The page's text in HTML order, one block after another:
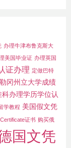
办理牛津布鲁克斯大
美国毕业证 办理英国
证办理 定做巴特
冈州立大学成绩
科办理学历学位认
学教程 美国假文凭
证书 购买俄
国文凭